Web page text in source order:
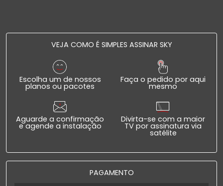
VEJA COMO É SIMPLES ASSINAR SKY
Escolha um de nossos
planos ou pacotes
Faça o pedido por aqui
mesmo
Aguarde a confirmação
e agende a instalação
Divirta-se com a maior
TV por assinatura via
satélite
PAGAMENTO